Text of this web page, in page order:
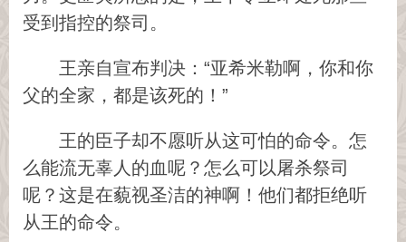
受到指控的祭司。
王亲自宣布判决：“亚希米勒啊，你和你
父的全家，都是该死的！”
王的臣子却不愿听从这可怕的命令。怎
么能流无辜人的血呢？怎么可以屠杀祭司
呢？这是在藐视圣洁的神啊！他们都拒绝听
从王的命令。